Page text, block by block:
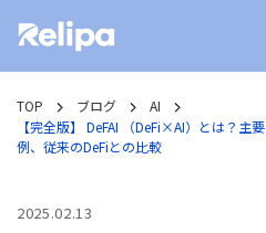
TOP ブログ
AI
【完全版】 DeFAI （DeFi×AI）とは？主
例、従来のDeFiとの比較
2025.02.13